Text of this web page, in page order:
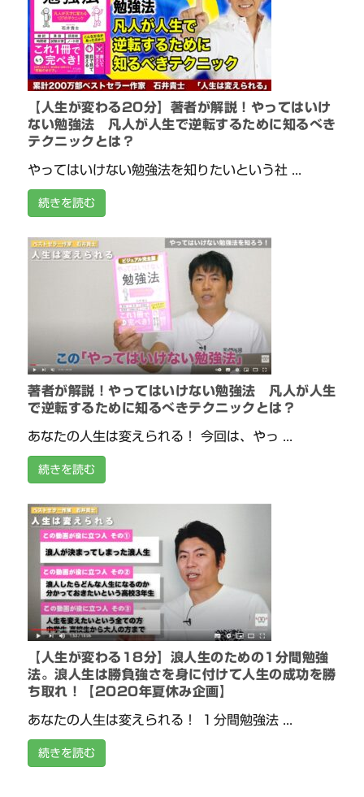
【人生が変わる20分】著者が解説！やってはいけ
ない勉強法 凡人が人生で逆転するために知るべき
テクニックとは？
やってはいけない勉強法を知りたいという社 ...
続きを読む
著者が解説！やってはいけない勉強法 凡人が人生
で逆転するために知るべきテクニックとは？
あなたの人生は変えられる！ 今回は、やっ ...
続きを読む
【人生が変わる18分】浪人生のための1分間勉強
法。浪人生は勝負強さを身に付けて人生の成功を勝
ち取れ！【2020年夏休み企画】
あなたの人生は変えられる！ １分間勉強法 ...
続きを読む